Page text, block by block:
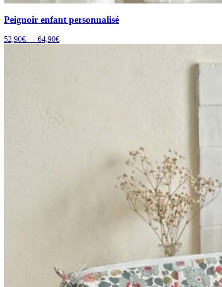
Peignoir enfant personnalisé
52,90€ – 64,90€Plage
64,90€